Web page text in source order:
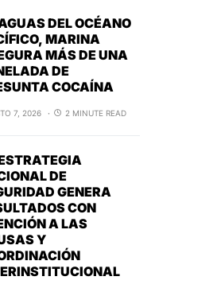
DEL OCÉANO
MARINA
MÁS DE UNA
DE
COCAÍNA
7, 2026 2 MINUTE READ
DE
GENERA
CON
A LAS
Y